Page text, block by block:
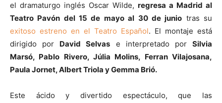
el dramaturgo inglés Oscar Wilde, regresa a Madrid al
Teatro Pavón del 15 de mayo al 30 de junio tras su
exitoso estreno en el Teatro Español. El montaje está
dirigido por David Selvas e interpretado porSilvia
Marsó, Pablo Rivero, Júlia Molins, Ferran Vilajosana,
Paula Jornet, Albert Triola y Gemma Brió.
Este ácido y divertido espectáculo, que las